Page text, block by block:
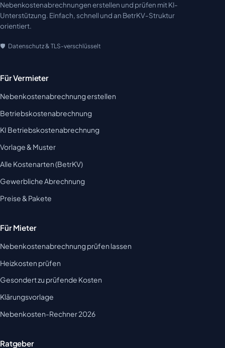
Nebenkostenabrechnungen erstellen und prüfen mit KI-
Unterstützung. Einfach, schnell und an BetrKV-Struktur
orientiert.
Datenschutz & TLS-verschlüsselt
Für Vermieter
Nebenkostenabrechnung erstellen
Betriebskostenabrechnung
KI Betriebskostenabrechnung
Vorlage & Muster
Alle Kostenarten (BetrKV)
Gewerbliche Abrechnung
Preise & Pakete
Für Mieter
Nebenkostenabrechnung prüfen lassen
Heizkosten prüfen
Gesondert zu prüfende Kosten
Klärungsvorlage
Nebenkosten-Rechner 2026
Ratgeber